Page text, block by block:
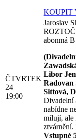
KOUPIT
ČTVRTEK
24
19:00
Jaroslav
abonmá B
Libor
Radovan
Sittová,
Divadelní
nabídne
milují, ale
ztvárnění.
Vstupné